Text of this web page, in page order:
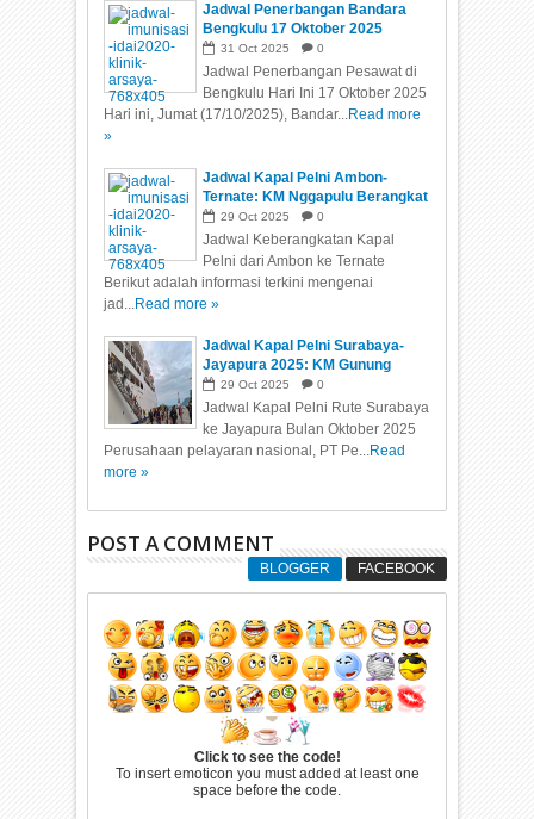
Jadwal Penerbangan Bandara
Bengkulu 17 Oktober 2025
31 Oct 2025 0
Jadwal Penerbangan Pesawat di
Bengkulu Hari Ini 17 Oktober 2025
Hari ini, Jumat (17/10/2025), Bandar...Read more
»
Jadwal Kapal Pelni Ambon-
Ternate: KM Nggapulu Berangkat
21, 24, 27 Oktober 2025 Tanpa
Transit
29 Oct 2025 0
Jadwal Keberangkatan Kapal
Pelni dari Ambon ke Ternate
Berikut adalah informasi terkini mengenai
jad...Read more »
Jadwal Kapal Pelni Surabaya-
Jayapura 2025: KM Gunung
Dempo dan KM Dorolonda
29 Oct 2025 0
Jadwal Kapal Pelni Rute Surabaya
ke Jayapura Bulan Oktober 2025
Perusahaan pelayaran nasional, PT Pe...Read
more »
POST A COMMENT
BLOGGER FACEBOOK
Click to see the code!
To insert emoticon you must added at least one
space before the code.